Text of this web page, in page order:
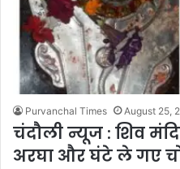
Purvanchal Times August 25,
चंदौली न्यूज : शिव
अरघा और घंटे ले गए